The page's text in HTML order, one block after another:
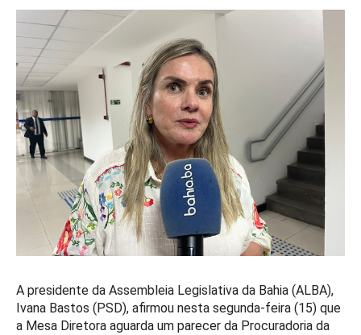
A presidente da Assembleia Legislativa da Bahia (ALBA),
Ivana Bastos (PSD), afirmou nesta segunda-feira (15) que
a Mesa Diretora aguarda um parecer da Procuradoria da